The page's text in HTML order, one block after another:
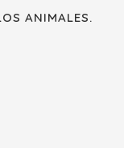
ANIMALES.